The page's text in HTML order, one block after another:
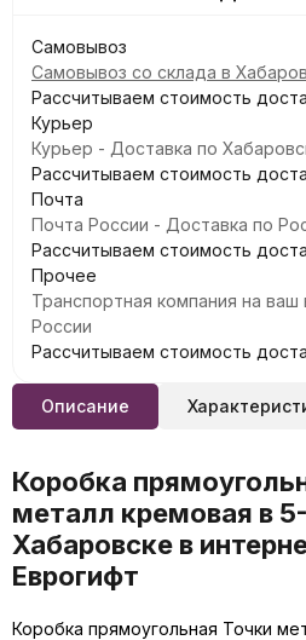
Самовывоз
Самовывоз со склада в
Рассчитываем стоимость
Курьер
Курьер - Доставка по
Рассчитываем стоимость
Почта
Почта России - Доставка по
Рассчитываем стоимость
Прочее
Транспортная компания на
России
Рассчитываем стоимость
Описание
Коробка
металл кремовая в
Хабаровске в
Еврогифт
Коробка прямоугольная Точки